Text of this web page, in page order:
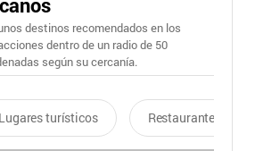
destinos recomendados en los
dentro de un radio de 50
según su cercanía.
Lugares turísticos Restaurantes